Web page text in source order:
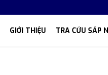
GIỚI THIỆU TRA CỨU SÁP